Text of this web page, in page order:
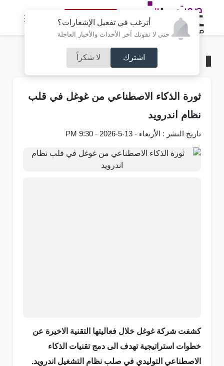
أترغب في تفعيل الإشعارات؟
حتى لا تفوتك آخر الأحداث والأخبار العاجلة
اشترك لا شكراً
النسخة الكاملة
تكنولوجيا
ثورة الذكاء الاصطناعي من غوغل في قلب
نظام اندرويد
تاريخ النشر : الأربعاء - 13-5-2026 - 9:30 PM
كشفت شركة غوغل خلال فعاليتها التقنية الاخيرة عن
خطوات استراتيجية تهدف الى دمج تقنيات الذكاء
الاصطناعي التوليدي في صلب نظام التشغيل اندرويد.